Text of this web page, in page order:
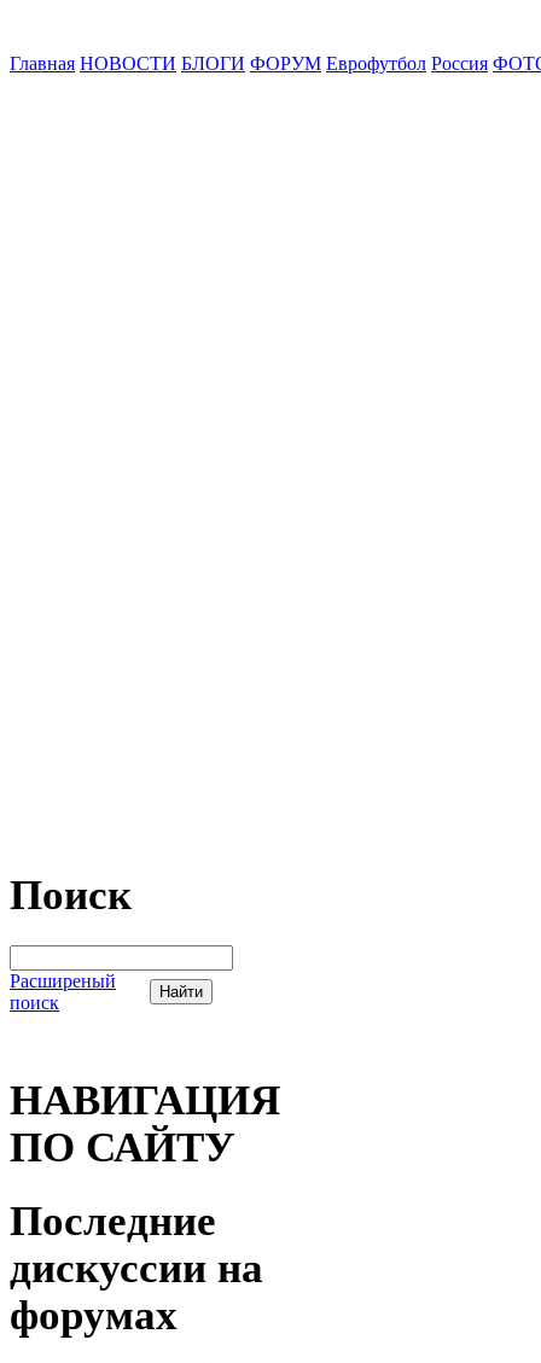
Главная НОВОСТИ БЛОГИ ФОРУМ Еврофутбол Россия
Поиск
Расширеный
поиск
НАВИГАЦИЯ
ПО САЙТУ
Последние
дискуссии на
форумах